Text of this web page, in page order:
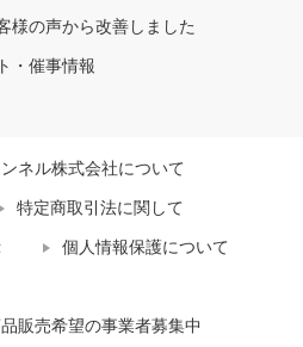
様の声から改善しました
・催事情報
ネル株式会社について
特定商取引法に関して
個人情報保護について
販売希望の事業者募集中